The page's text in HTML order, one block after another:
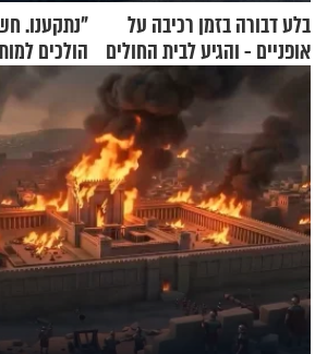
בלע דבורה בזמן רכיבה על
אופניים - והגיע לבית החולים
במצב מסכן חיים
"נתקענו.
הולכים
בריאיון מרתק